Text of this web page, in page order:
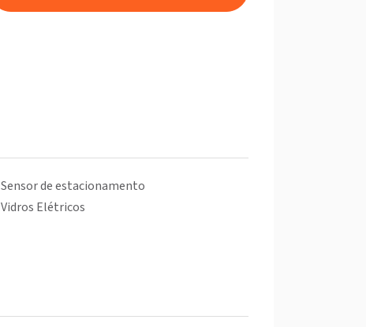
Sensor de estacionamento
Vidros Elétricos